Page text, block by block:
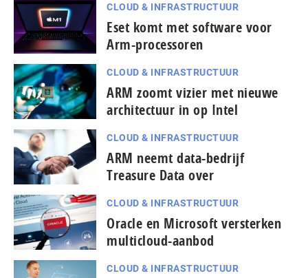
CLOUD & INFRASTRUCTUUR
Eset komt met software voor
Arm-processoren
CLOUD & INFRASTRUCTUUR
ARM zoomt vizier met nieuwe
architectuur in op Intel
CLOUD & INFRASTRUCTUUR
ARM neemt data-bedrijf
Treasure Data over
CLOUD & INFRASTRUCTUUR
Oracle en Microsoft versterken
multicloud-aanbod
CLOUD & INFRASTRUCTUUR